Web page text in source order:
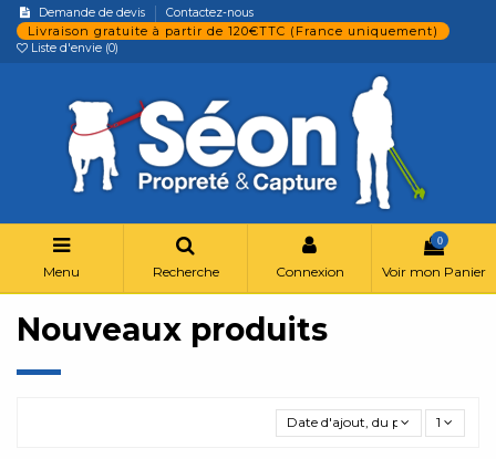
Demande de devis Contactez-nous
Livraison gratuite à partir de 120€TTC (France uniquement)
Liste d'envie (0)
Menu Recherche Connexion
0
Voir mon Panier
Nouveaux produits
Date d'ajout, du plus récent au
1